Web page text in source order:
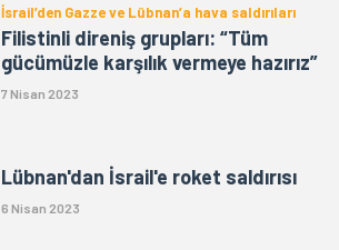
İsrail’den Gazze ve Lübnan’a hava saldırıları
Filistinli direniş grupları: “Tüm
gücümüzle karşılık vermeye hazırız”
7 Nisan 2023
Lübnan'dan İsrail'e roket saldırısı
6 Nisan 2023